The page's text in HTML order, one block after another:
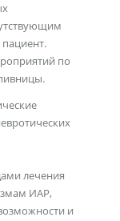
по
лечения
ИАР,
и